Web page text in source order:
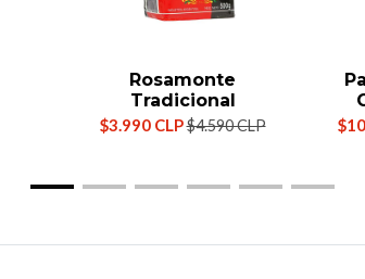
Rosamonte
Tradicional
$3.990 CLP$4.590 CLP